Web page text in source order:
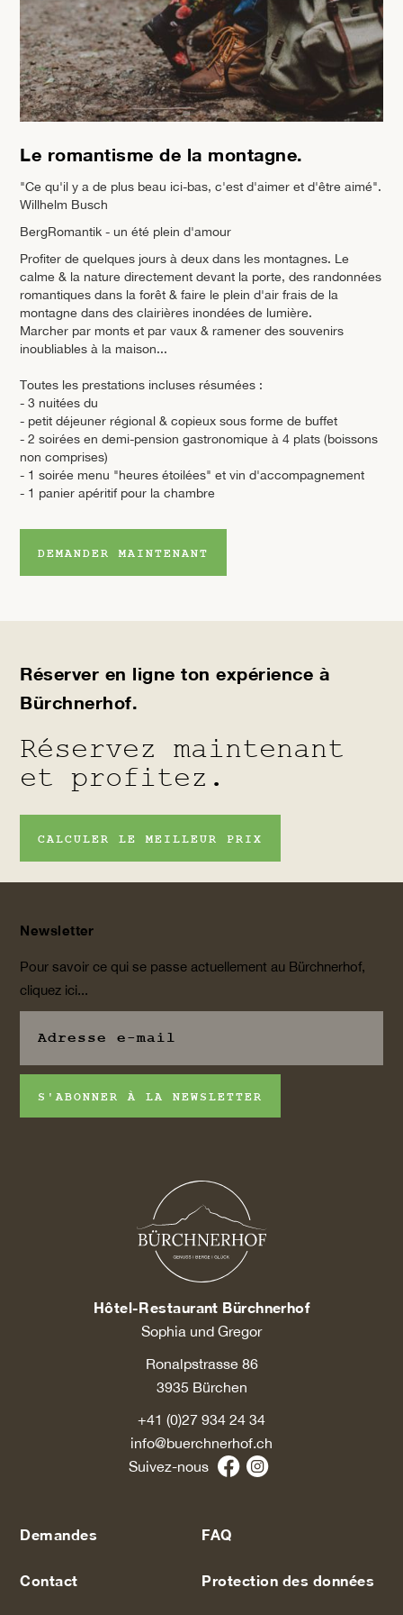
Le romantisme de la montagne.
"Ce qu'il y a de plus beau ici-bas, c'est d'aimer et d'être aimé".
Willhelm Busch
BergRomantik - un été plein d'amour
Profiter de quelques jours à deux dans les montagnes. Le
calme & la nature directement devant la porte, des randonnées
romantiques dans la forêt & faire le plein d'air frais de la
montagne dans des clairières inondées de lumière.
Marcher par monts et par vaux & ramener des souvenirs
inoubliables à la maison...
Toutes les prestations incluses résumées :
- 3 nuitées du
- petit déjeuner régional & copieux sous forme de buffet
- 2 soirées en demi-pension gastronomique à 4 plats (boissons
non comprises)
- 1 soirée menu "heures étoilées" et vin d'accompagnement
- 1 panier apéritif pour la chambre
DEMANDER MAINTENANT
Réserver en ligne ton expérience à
Bürchnerhof.
Réservez maintenant
et profitez.
CALCULER LE MEILLEUR PRIX
Newsletter
Pour savoir ce qui se passe actuellement au Bürchnerhof,
cliquez ici...
Hôtel-Restaurant Bürchnerhof
Sophia und Gregor
Ronalpstrasse 86
3935 Bürchen
+41 (0)27 934 24 34
info@buerchnerhof.ch
Suivez-nous
Demandes
Contact
FAQ
Protection des données